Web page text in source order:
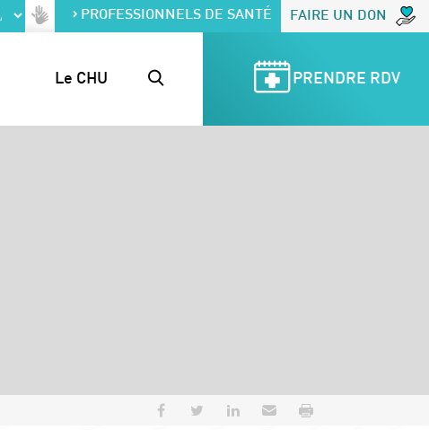
PROFESSIONNELS DE SANTÉ FAIRE UN DON
Le CHU PRENDRE RDV
Partager sur Facebook
Partager sur Twitter
Partager sur LinkedIn
Envoyer par e-mail